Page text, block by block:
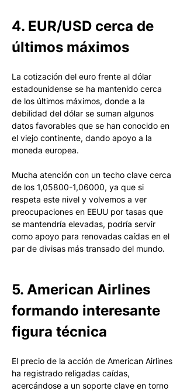
4. EUR/USD cerca de
últimos máximos
La cotización del euro frente al dólar
estadounidense se ha mantenido cerca
de los últimos máximos, donde a la
debilidad del dólar se suman algunos
datos favorables que se han conocido en
el viejo continente, dando apoyo a la
moneda europea.
Mucha atención con un techo clave cerca
de los 1,05800-1,06000, ya que si
respeta este nivel y volvemos a ver
preocupaciones en EEUU por tasas que
se mantendría elevadas, podría servir
como apoyo para renovadas caídas en el
par de divisas más transado del mundo.
5. American Airlines
formando interesante
figura técnica
El precio de la acción de American Airlines
ha registrado religadas caídas,
acercándose a un soporte clave en torno